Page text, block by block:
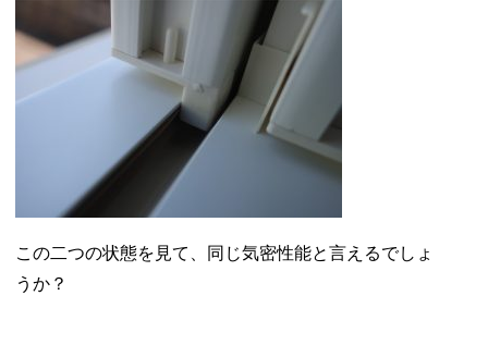
この二つの状態を見て、同じ気密性能と言えるでしょ
うか？